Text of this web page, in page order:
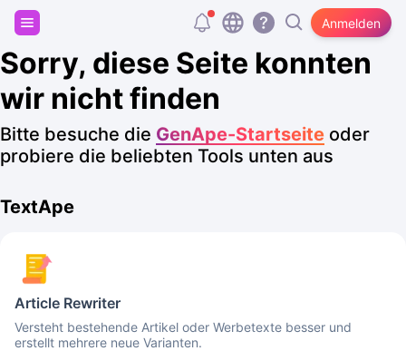
Anmelden
Registriere dich und erhalte 20.000 kostenlose
Tokens!
Sorry, diese Seite konnten
wir nicht finden
Bitte besuche die GenApe-Startseite oder
probiere die beliebten Tools unten aus
TextApe
Article Rewriter
Versteht bestehende Artikel oder Werbetexte besser und
erstellt mehrere neue Varianten.